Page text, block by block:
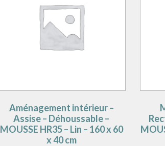
Aménagement intérieur –
Assise – Déhoussable –
MOUSSE HR35 – Lin – 160 x 60
x 40 cm